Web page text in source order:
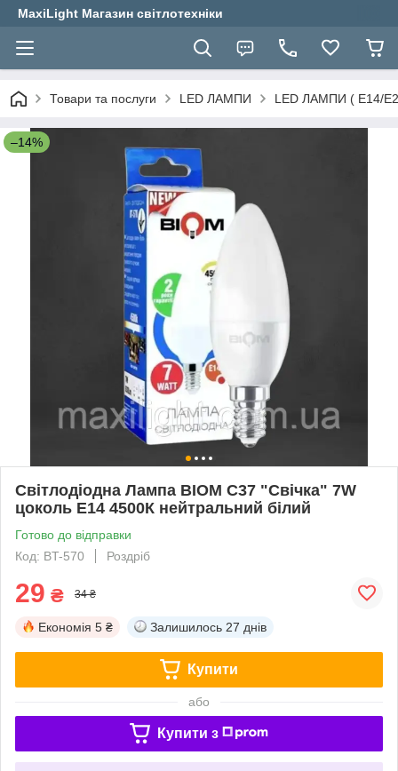
MaxiLight Магазин світлотехніки
Товари та послуги LED ЛАМПИ LED ЛАМПИ ( E14/
–14%
Світлодіодна Лампа BIOM С37 "Свічка" 7W
цоколь Е14 4500К нейтральний білий
Готово до відправки
Код: BT-570
Роздріб
29 ₴ 34 ₴
Економія 5 ₴ Залишилось 27 днів
Купити
або
Купити з